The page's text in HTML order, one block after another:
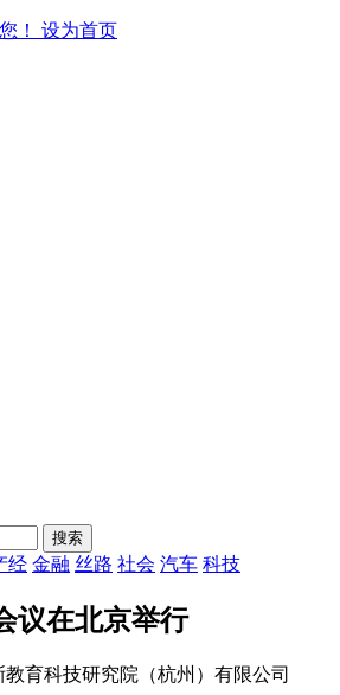
！ 设为首页
经 金融 丝路 社会 汽车 科技
议在北京举行
教育科技研究院（杭州）有限公司